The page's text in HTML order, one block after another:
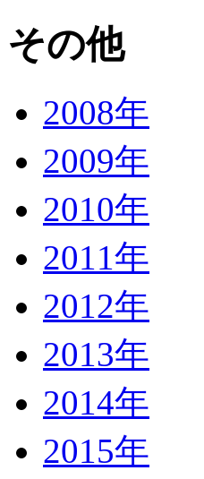
その他
2008年
2009年
2010年
2011年
2012年
2013年
2014年
2015年